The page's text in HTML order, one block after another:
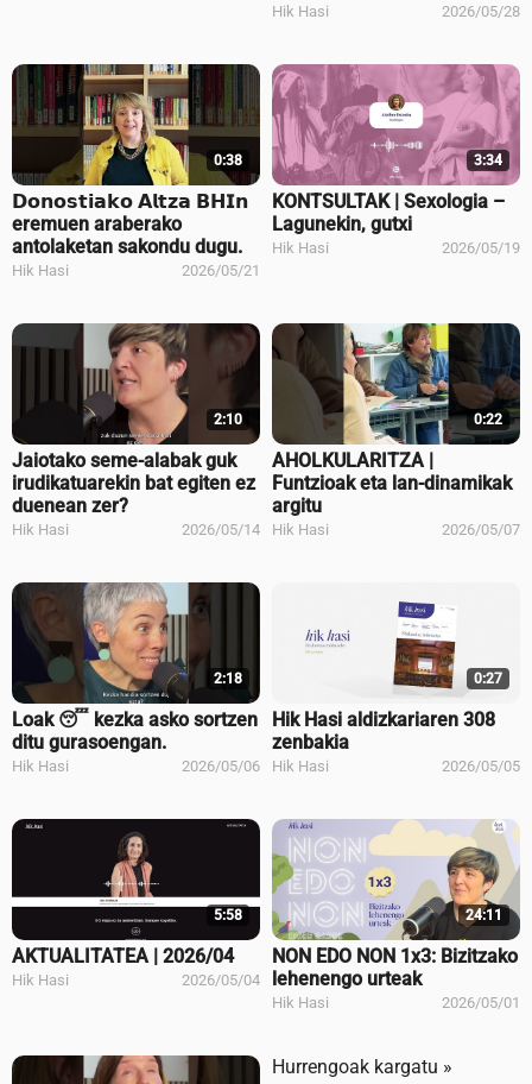
Hik Hasi 2026/05/28
0:38
𝗗𝗼𝗻𝗼𝘀𝘁𝗶𝗮𝗸𝗼 𝗔𝗹𝘁𝘇𝗮 𝗕𝗛𝗜𝗻
eremuen araberako
antolaketan sakondu dugu.
Hik Hasi 2026/05/21
3:34
KONTSULTAK | Sexologia –
Lagunekin, gutxi
Hik Hasi 2026/05/19
2:10
Jaiotako seme-alabak guk
irudikatuarekin bat egiten ez
duenean zer?
Hik Hasi 2026/05/14
0:22
AHOLKULARITZA |
Funtzioak eta lan-dinamikak
argitu
Hik Hasi 2026/05/07
2:18
Loak 😴 kezka asko sortzen
ditu gurasoengan.
Hik Hasi 2026/05/06
0:27
Hik Hasi aldizkariaren 308
zenbakia
Hik Hasi 2026/05/05
5:58
AKTUALITATEA | 2026/04
Hik Hasi 2026/05/04
24:11
NON EDO NON 1x3: Bizitzako
lehenengo urteak
Hik Hasi 2026/05/01
Hurrengoak kargatu »